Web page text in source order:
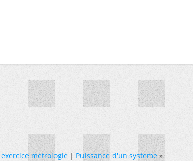
exercice metrologie|Puissance d'un systeme »